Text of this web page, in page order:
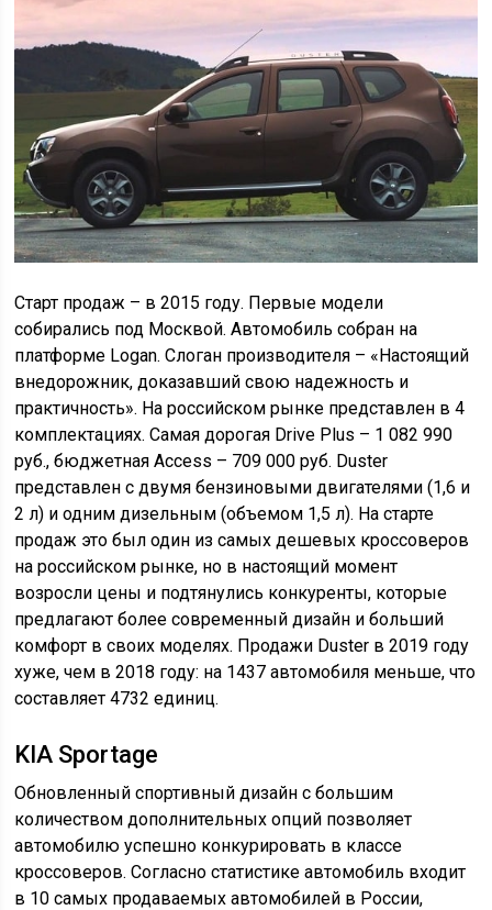
Старт продаж – в 2015 году. Первые модели
собирались под Москвой. Автомобиль собран на
платформе Logan. Слоган производителя – «Настоящий
внедорожник, доказавший свою надежность и
практичность». На российском рынке представлен в 4
комплектациях. Самая дорогая Drive Plus – 1 082 990
руб., бюджетная Access – 709 000 руб. Duster
представлен с двумя бензиновыми двигателями (1,6 и
2 л) и одним дизельным (объемом 1,5 л). На старте
продаж это был один из самых дешевых кроссоверов
на российском рынке, но в настоящий момент
возросли цены и подтянулись конкуренты, которые
предлагают более современный дизайн и больший
комфорт в своих моделях. Продажи Duster в 2019 году
хуже, чем в 2018 году: на 1437 автомобиля меньше, что
составляет 4732 единиц.
KIA Sportage
Обновленный спортивный дизайн с большим
количеством дополнительных опций позволяет
автомобилю успешно конкурировать в классе
кроссоверов. Согласно статистике автомобиль входит
в 10 самых продаваемых автомобилей в России,